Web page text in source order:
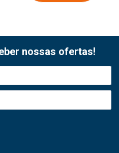
nossas ofertas!